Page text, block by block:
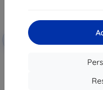
cu cupon
Set 3MK ComfortDuo Clear
pentru Google Pixel 9 Pro XL